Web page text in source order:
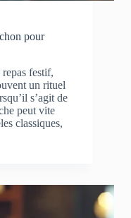
pour
festif,
un rituel
s’agit de
peut vite
classiques,